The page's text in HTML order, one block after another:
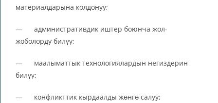
материалдарына колдонуу;
— административдик иштер боюнча жол-
жоболорду билүү;
— маалыматтык технологиялардын негиздерин
билүү;
— конфликттик кырдаалды жөнгө салуу;